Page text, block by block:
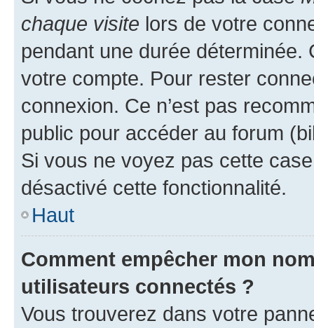
chaque visite lors de votre
pendant une durée déterminée.
votre compte. Pour rester
connexion. Ce n’est pas
public pour accéder au forum
Si vous ne voyez pas cette
désactivé cette fonctionnalité.
Haut
Comment empêcher mon
utilisateurs connectés ?
Vous trouverez dans votre